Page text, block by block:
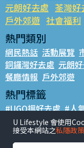
元朗好去處 荃灣好
戶外郊遊 社會福利
熱門類別
網民熱話 活動展覽
銅鑼灣好去處 元朗
餐廳情報 戶外郊遊
熱門標籤
#UGO搵好去處 #人
#親子玩樂好去處
#UJetso禮物放送
U Lifestyle 會使用
接受本網站之私隱政